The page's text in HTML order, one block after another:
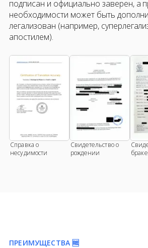
подписан и официально заверен, а
необходимости может быть
легализован (например,
апостилем).
Справка о
несудимости
Свидетельство о
рождении
браке
ПРЕИМУЩЕСТВА 🆓